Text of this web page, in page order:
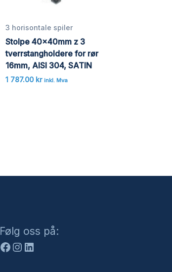
3 horisontale spiler
Stolpe 40x40mm z 3
tverrstangholdere for rør
16mm, AISI 304, SATIN
1 787.00 kr inkl. Mva
Følg oss på:
Facebook
Instagram
LinkedIn